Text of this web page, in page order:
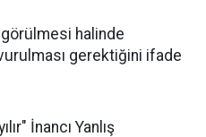
halinde
gerektiğini ifade
İnancı Yanlış